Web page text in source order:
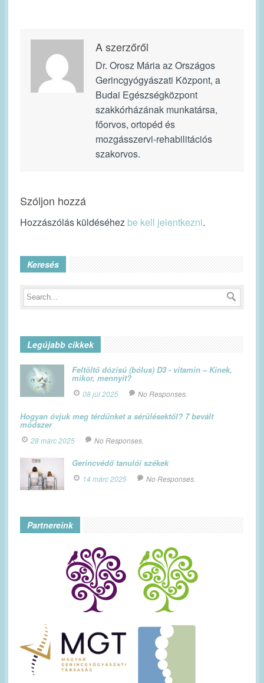
A szerzőről
Dr. Orosz Mária az Országos
Gerincgyógyászati Központ, a
Budai Egészségközpont
szakkórházának munkatársa,
főorvos, ortopéd és
mozgásszervi-rehabilitációs
szakorvos.
Szóljon hozzá
Hozzászólás küldéséhez be kell jelentkezni.
Keresés
Legújabb cikkek
Feltöltő dózisú (bólus) D3 - vitamin – Kinek,
mikor, mennyit?
08 júl 2025 No Responses.
Hogyan óvjuk meg térdünket a sérülésektől? 7 bevált
módszer
28 márc 2025 No Responses.
Gerincvédő tanulói székek
14 márc 2025 No Responses.
Partnereink